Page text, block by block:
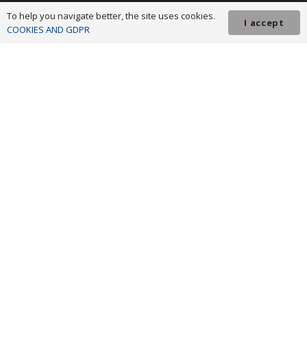
00-40-264-431550
00-40-264-439222
To help you navigate better, the site uses cookies.
COOKIES AND GDPR
I accept